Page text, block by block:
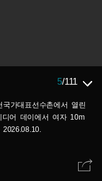
5/111
가대표선수촌에서 열린
디어 데이에서 여자 10m